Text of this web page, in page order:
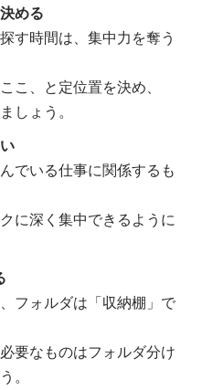
める
す時間は、集中力を奪う
こ、と定位置を決め、
しょう。
でいる仕事に関係するも
に深く集中できるように
フォルダは「収納棚」で
要なものはフォルダ分け
。